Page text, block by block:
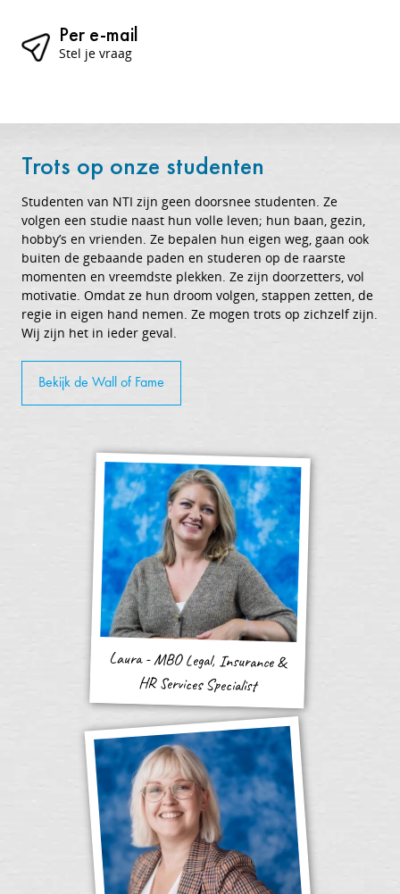
Per e-mail
Stel je vraag
Trots op onze studenten
Studenten van NTI zijn geen doorsnee studenten. Ze
volgen een studie naast hun volle leven; hun baan, gezin,
hobby’s en vrienden. Ze bepalen hun eigen weg, gaan ook
buiten de gebaande paden en studeren op de raarste
momenten en vreemdste plekken. Ze zijn doorzetters, vol
motivatie. Omdat ze hun droom volgen, stappen zetten, de
regie in eigen hand nemen. Ze mogen trots op zichzelf zijn.
Wij zijn het in ieder geval.
Bekijk de Wall of Fame
Laura - MBO Legal, Insurance &
HR Services Specialist